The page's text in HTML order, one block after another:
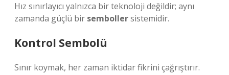
Hız sınırlayıcı yalnızca bir teknoloji değildir; aynı
zamanda güçlü bir sembollersistemidir.
Kontrol Sembolü
Sınır koymak, her zaman iktidar fikrini çağrıştırır.